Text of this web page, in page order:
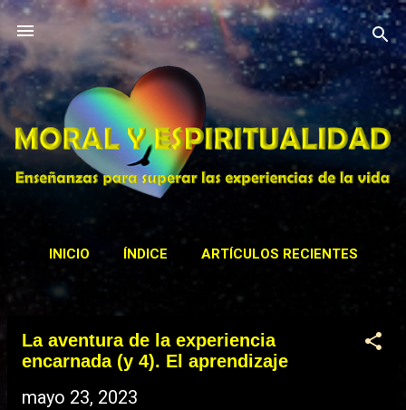
Ir al contenido principal
INICIO ÍNDICE ARTÍCULOS RECIENTES
CONTACTAR ACTIVIDADES
BIBLIOTECA
E
n
La aventura de la experiencia
encarnada (y 4). El aprendizaje
mayo 23, 2023